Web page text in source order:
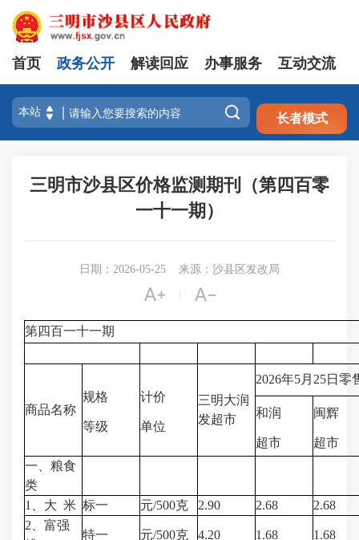
注册 登录
首页 政务公开 解读回应 办事服务 互动交流
 长者模式
三明市沙县区价格监测期刊（第四百零
一十一期）
日期：2026-05-25 来源：沙县区发改局
 
第四百一十一期
商品名称
规格
等级
计价
单位
三明大润
发超市
2026年5月25日零
和润
超市
闽辉
超市
一、粮食
类
1、大 米 标一 元/500克 2.90 2.68
2.68
2、富强
特一 元/500克 4.20 1.68 1.68